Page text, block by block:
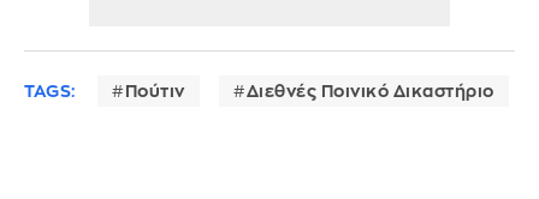
TAGS: Πούτιν Διεθνές Ποινικό Δικαστήριο